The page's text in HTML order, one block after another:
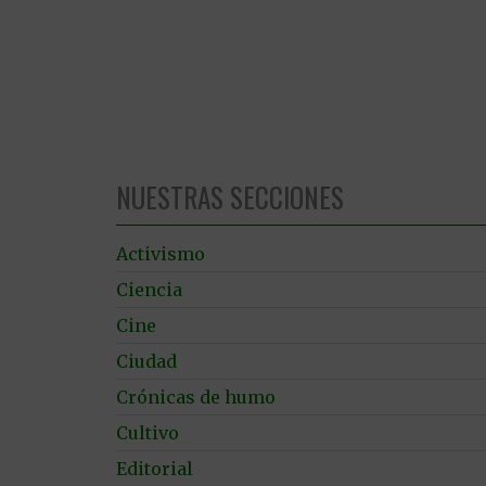
NUESTRAS SECCIONES
Activismo
Ciencia
Cine
Ciudad
Crónicas de humo
Cultivo
Editorial